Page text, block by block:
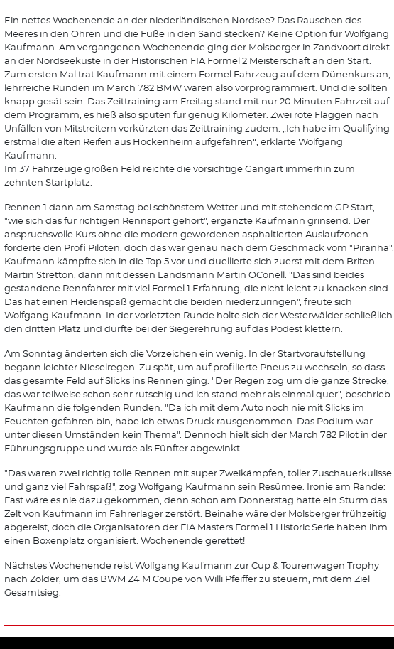
Ein nettes Wochenende an der niederländischen Nordsee? Das Rauschen des
Meeres in den Ohren und die Füße in den Sand stecken? Keine Option für Wolfgang
Kaufmann. Am vergangenen Wochenende ging der Molsberger in Zandvoort direkt
an der Nordseeküste in der Historischen FIA Formel 2 Meisterschaft an den Start.
Zum ersten Mal trat Kaufmann mit einem Formel Fahrzeug auf dem Dünenkurs an,
lehrreiche Runden im March 782 BMW waren also vorprogrammiert. Und die sollten
knapp gesät sein. Das Zeittraining am Freitag stand mit nur 20 Minuten Fahrzeit auf
dem Programm, es hieß also sputen für genug Kilometer. Zwei rote Flaggen nach
Unfällen von Mitstreitern verkürzten das Zeittraining zudem. „Ich habe im Qualifying
erstmal die alten Reifen aus Hockenheim aufgefahren“, erklärte Wolfgang
Kaufmann.
Im 37 Fahrzeuge großen Feld reichte die vorsichtige Gangart immerhin zum
zehnten Startplatz.
Rennen 1 dann am Samstag bei schönstem Wetter und mit stehendem GP Start,
"wie sich das für richtigen Rennsport gehört", ergänzte Kaufmann grinsend. Der
anspruchsvolle Kurs ohne die modern gewordenen asphaltierten Auslaufzonen
forderte den Profi Piloten, doch das war genau nach dem Geschmack vom "Piranha".
Kaufmann kämpfte sich in die Top 5 vor und duellierte sich zuerst mit dem Briten
Martin Stretton, dann mit dessen Landsmann Martin O´Conell. "Das sind beides
gestandene Rennfahrer mit viel Formel 1 Erfahrung, die nicht leicht zu knacken sind.
Das hat einen Heidenspaß gemacht die beiden niederzuringen", freute sich
Wolfgang Kaufmann. In der vorletzten Runde holte sich der Westerwälder schließlich
den dritten Platz und durfte bei der Siegerehrung auf das Podest klettern.
Am Sonntag änderten sich die Vorzeichen ein wenig. In der Startvoraufstellung
begann leichter Nieselregen. Zu spät, um auf profilierte Pneus zu wechseln, so dass
das gesamte Feld auf Slicks ins Rennen ging. "Der Regen zog um die ganze Strecke,
das war teilweise schon sehr rutschig und ich stand mehr als einmal quer", beschrieb
Kaufmann die folgenden Runden. "Da ich mit dem Auto noch nie mit Slicks im
Feuchten gefahren bin, habe ich etwas Druck rausgenommen. Das Podium war
unter diesen Umständen kein Thema". Dennoch hielt sich der March 782 Pilot in der
Führungsgruppe und wurde als Fünfter abgewinkt.
"Das waren zwei richtig tolle Rennen mit super Zweikämpfen, toller Zuschauerkulisse
und ganz viel Fahrspaß", zog Wolfgang Kaufmann sein Resümee. Ironie am Rande:
Fast wäre es nie dazu gekommen, denn schon am Donnerstag hatte ein Sturm das
Zelt von Kaufmann im Fahrerlager zerstört. Beinahe wäre der Molsberger frühzeitig
abgereist, doch die Organisatoren der FIA Masters Formel 1 Historic Serie haben ihm
einen Boxenplatz organisiert. Wochenende gerettet!
Nächstes Wochenende reist Wolfgang Kaufmann zur Cup & Tourenwagen Trophy
nach Zolder, um das BWM Z4 M Coupe von Willi Pfeiffer zu steuern, mit dem Ziel
Gesamtsieg.